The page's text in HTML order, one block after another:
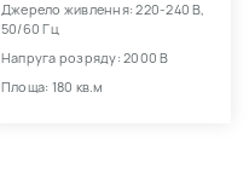
Джерело живлення: 220-240 В,
50/60 Гц
Напруга розряду: 2000 В
Площа: 180 кв.м